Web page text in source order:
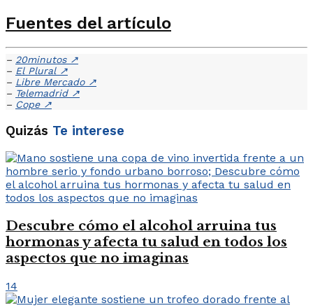
Fuentes del artículo
– 20minutos ↗
– El Plural ↗
– Libre Mercado ↗
– Telemadrid ↗
– Cope ↗
Quizás Te interese
Descubre cómo el alcohol arruina tus
hormonas y afecta tu salud en todos los
aspectos que no imaginas
14